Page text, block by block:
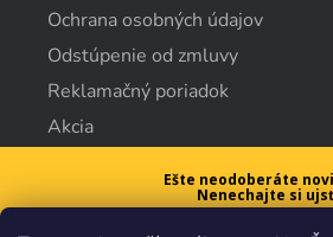
Ochrana osobných údajov
Odstúpenie od zmluvy
Reklamačný poriadok
Akcia
Doporúčame
Ešte neodoberáte
Nenechajte si ujsť